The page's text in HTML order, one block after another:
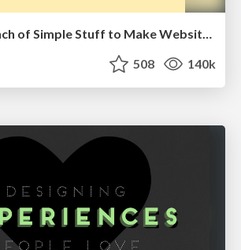
Let's Do A Bunch of Simple Stuff to Make Websites Faster
508 140k